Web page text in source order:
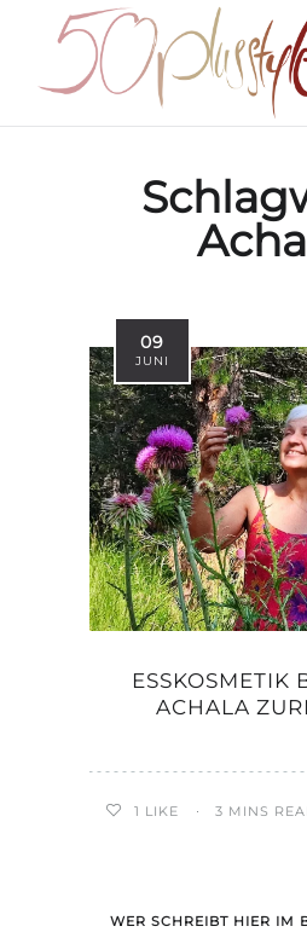
09
JUNI
ESSKOSMETIK
ACHALA
1 LIKE 3 MINS
WER SCHREIBT HIER IM